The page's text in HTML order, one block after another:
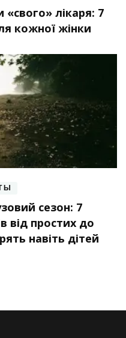
лікаря: 7
кожної жінки
сезон: 7
від простих до
навіть дітей